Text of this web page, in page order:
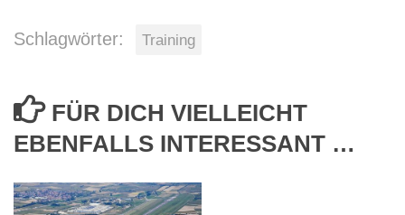
Schlagwörter: Training
FÜR DICH VIELLEICHT
EBENFALLS INTERESSANT …